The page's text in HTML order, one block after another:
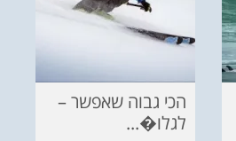
הכי גבוה שאפשר –
לגלו�...